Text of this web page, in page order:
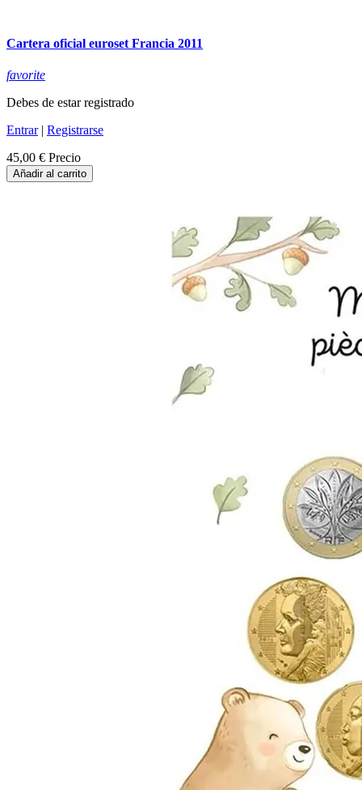
Cartera oficial euroset Francia 2011
favorite
Debes de estar registrado
Entrar| Registrarse
45,00 € Precio
Añadir al carrito